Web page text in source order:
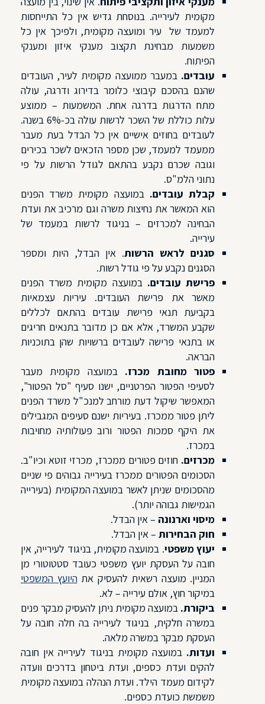
מקומית לעירייה. בנוסחת גדיש אין כל התייחסות
למעמד של עיר ומועצה מקומית, ולפיכך אין כל
משמעות מבחינת תקצוב מענקי איזון ומענקי
הפיתוח.
עובדים.במעבר ממועצה מקומית לעיר, העובדים
שהנם בהסכם קיבוצי כלומר בדירוג ודרגה, עולה
מתח הדרגות בדרגה אחת. המשמעות – ממוצע
עלות כוללת של השכר לרשות עולה בכ-6% בשנה.
לעובדים בחוזים אישיים אין כל הבדל בעת מעבר
ממעמד למעמד, שכן מספר הזכאים לשכר בכירים
וגובה שכרם נקבע בהתאם לגודל הרשות על פי
נתוני הלמ"ס.
קבלת עובדים.במועצה מקומית משרד הפנים
הוא המאשר את נחיצות משרה וגם מרכיב את ועדת
הבחינה למכרזים – בניגוד לרשות במעמד של
עירייה.
סגנים לראש הרשות. אין הבדל, היות ומספר
הסגנים נקבע על פי גודל רשות.
פרישת עובדים. במועצה מקומית משרד הפנים
מאשר את פרישת העובדים. עיריות עצמאיות
בקביעת תנאי פרישת עובדים בהתאם לכללים
שקבע המשרד, אלא אם כן מדובר בתנאים חריגים
או בתנאי פרישה לעובדים ברשויות שהן בתוכניות
הבראה.
פטור מחובת מכרז. במועצה מקומית מעבר
לסעיפי הפטור הפרטניים, ישנו סעיף "סל הפטור",
המאפשר שיקול דעת מורחב למנכ"ל משרד הפנים
ליתן פטור ממכרז. בעיריות ישנם סעיפים המגבילים
את היקף סמכות הפטור ורוב פעולותיה מחויבות
במכרז.
מכרזים. חוזים פטורים ממכרז, מכרזי זוטא וכיו"ב.
הסכומים הפטורים ממכרז בעירייה גבוהים פי שניים
מהסכומים שניתן לאשר במועצה המקומית (בעירייה
הגמישות גבוהה יותר).
מיסוי וארנונה – אין הבדל.
חוק הבחירות – אין הבדל.
יעוץ משפטי. במועצה מקומית, בניגוד לעירייה, אין
חובה על העסקת יועץ משפטי כעובד סטטוטורי מן
המניין. מועצה רשאית להעסיק אתהיועץ המשפטי
במיקור חוץ, אולם עירייה – לא.
ביקורת. במועצה מקומית ניתן להעסיק מבקר פנים
במשרה חלקית, בניגוד לעירייה בה חלה חובה על
העסקת מבקר במשרה מלאה.
ועדות. במועצה מקומית בניגוד לעירייה אין חובה
להקים ועדת כספים, ועדת ביטחון בדרכים וועדה
לקידום מעמד הילד. ועדת הנהלה במועצה מקומית
משמשת כועדת כספים.